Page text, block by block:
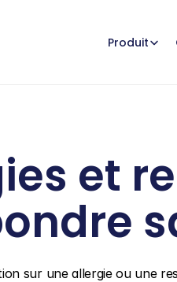
Produit
et
sur une allergie ou une